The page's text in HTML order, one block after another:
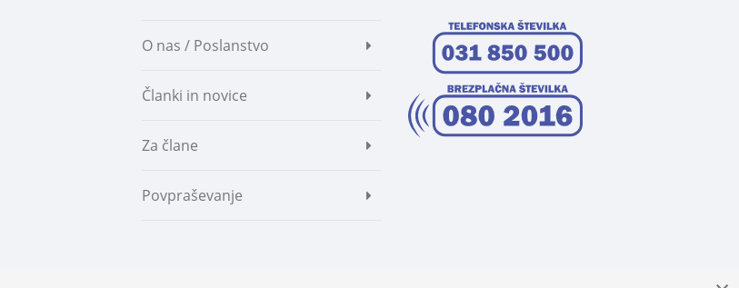
O nas / Poslanstvo
Članki in novice
Za člane
Povpraševanje